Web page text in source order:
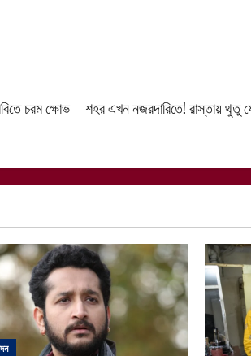
চরম ক্ষোভ
শহর এখন নজরদারিতে! রাস্তায়